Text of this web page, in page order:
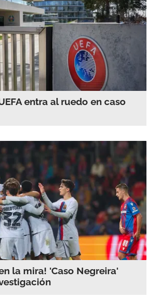
entra al ruedo en caso
la mira! 'Caso Negreira'